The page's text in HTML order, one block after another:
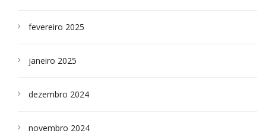
fevereiro 2025
janeiro 2025
dezembro 2024
novembro 2024